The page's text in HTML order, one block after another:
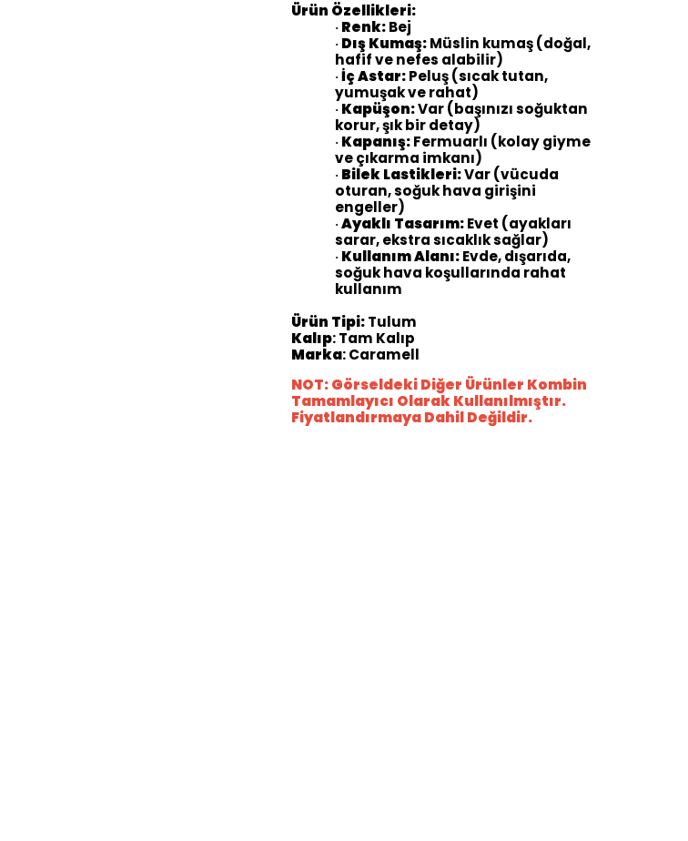
Ürün Özellikleri:
· Renk:Bej
· Dış Kumaş:Müslin kumaş (doğal,
hafif ve nefes alabilir)
· İç Astar:Peluş (sıcak tutan,
yumuşak ve rahat)
· Kapüşon:Var (başınızı soğuktan
korur, şık bir detay)
· Kapanış:Fermuarlı (kolay giyme
ve çıkarma imkanı)
· Bilek Lastikleri:Var (vücuda
oturan, soğuk hava girişini
engeller)
· Ayaklı Tasarım:Evet (ayakları
sarar, ekstra sıcaklık sağlar)
· Kullanım Alanı:Evde, dışarıda,
soğuk hava koşullarında rahat
kullanım
Ürün Tipi:Tulum
Kalıp: Tam Kalıp
Marka: Caramell
NOT: Görseldeki Diğer Ürünler Kombin
Tamamlayıcı Olarak Kullanılmıştır.
Fiyatlandırmaya Dahil Değildir.